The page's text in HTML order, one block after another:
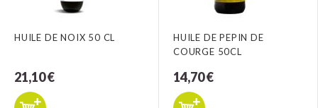
HUILE DE NOIX 50 CL
21,10 €
HUILE DE PEPIN DE
COURGE 50CL
14,70 €